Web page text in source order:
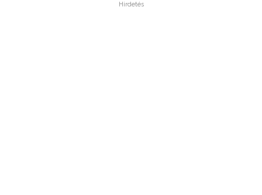
Hirdetés